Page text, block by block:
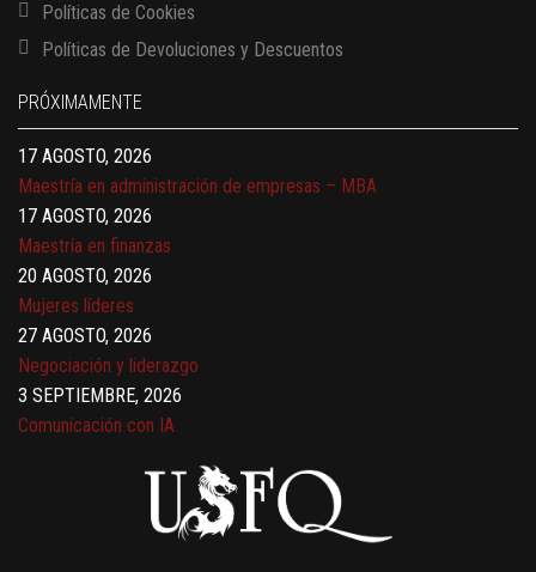
Políticas de Cookies
Políticas de Devoluciones y Descuentos
PRÓXIMAMENTE
13 AGOSTO, 2026
17 AGOSTO, 2026
Gerencia de empresas familiares
17 AGOSTO, 2026
Maestría en administración de empresas – MBA
17 AGOSTO, 2026
Maestría en finanzas
20 AGOSTO, 2026
Mujeres líderes
27 AGOSTO, 2026
Negociación y liderazgo
3 SEPTIEMBRE, 2026
Comunicación con IA
Gobernanza de datos
13 AGOSTO, 2026
Finanzas para no financieros